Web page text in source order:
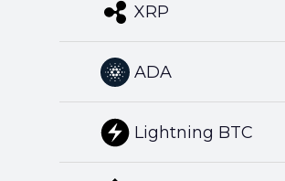
XRP
ADA
Lightning BTC